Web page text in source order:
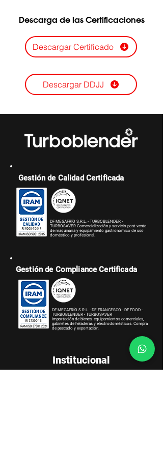
Descarga de las Certificaciones
Descargar Certificado
Descargar DDJJ
Gestión de Calidad Certificada
DF MEGAFRÍO S.R.L. - TURBOBLENDER -
TURBOSAVER Comercialización y servicio post-venta
de maquinaria y equipamiento gastronómico de uso
doméstico y profesional.
Gestión de Compliance Certificada
DF MEGAFRÍO S.R.L. - DE FRANCESCO - DF FOOD -
TURBOBLENDER - TURBOSAVER
Importación de bienes, equipamientos comerciales,
gabinetes de heladeras y electrodomésticos. Compra
de pescado y exportación.
Institucional